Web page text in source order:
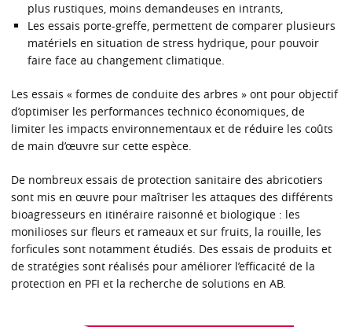
plus rustiques, moins demandeuses en intrants,
Les essais porte-greffe, permettent de comparer plusieurs
matériels en situation de stress hydrique, pour pouvoir
faire face au changement climatique.
Les essais « formes de conduite des arbres » ont pour objectif
d’optimiser les performances technico économiques, de
limiter les impacts environnementaux et de réduire les coûts
de main d’œuvre sur cette espèce.
De nombreux essais de protection sanitaire des abricotiers
sont mis en œuvre pour maîtriser les attaques des différents
bioagresseurs en itinéraire raisonné et biologique : les
monilioses sur fleurs et rameaux et sur fruits, la rouille, les
forficules sont notamment étudiés. Des essais de produits et
de stratégies sont réalisés pour améliorer l’efficacité de la
protection en PFI et la recherche de solutions en AB.